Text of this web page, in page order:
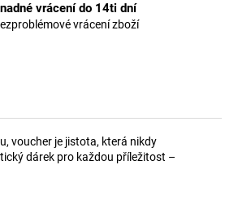
vrácení do 14ti dní
vrácení zboží
voucher je jistota, která nikdy
dárek pro každou příležitost –